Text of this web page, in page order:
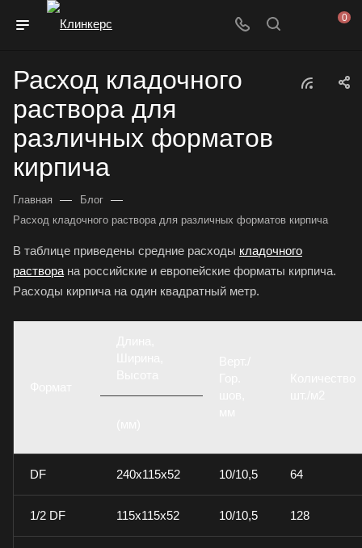
0
Расход кладочного
раствора для
различных форматов
кирпича
Главная — Блог —
Расход кладочного раствора для различных форматов кирпича
В таблице приведены средние расходы кладочного
раствора на российские и европейские форматы кирпича.
Расходы кирпича на один квадратный метр.
DF 240x115x52 10/10,5 64
1/2 DF 115x115x52 10/10,5 128